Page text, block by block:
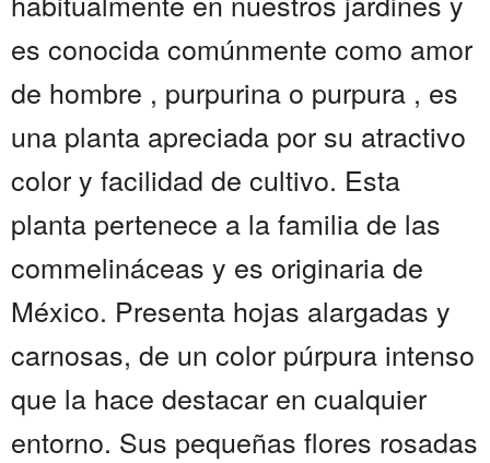
es conocida comúnmente como amor
de hombre , purpurina o purpura , es
una planta apreciada por su atractivo
color y facilidad de cultivo. Esta
planta pertenece a la familia de las
commelináceas y es originaria de
México. Presenta hojas alargadas y
carnosas, de un color púrpura intenso
que la hace destacar en cualquier
entorno. Sus pequeñas flores rosadas